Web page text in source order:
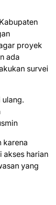
proyek
ada
survei
ulang.
karena
akses harian
yang